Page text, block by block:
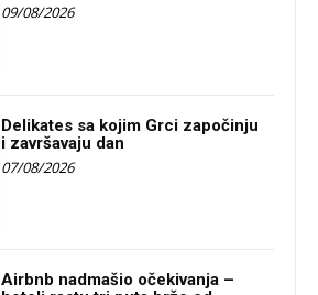
09/08/2026
Delikates sa kojim Grci započinju
i završavaju dan
07/08/2026
Airbnb nadmašio očekivanja –